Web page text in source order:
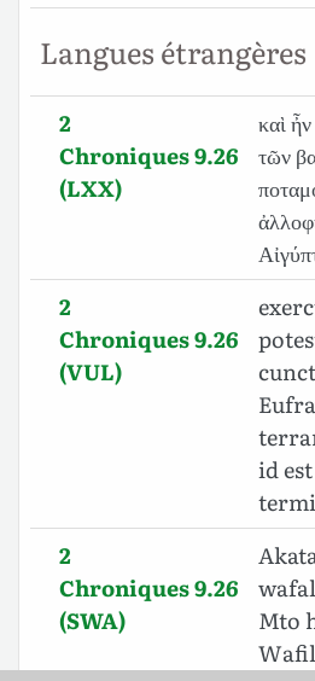
Langues étrangères
2
Chroniques 9.26
(LXX)
καὶ
τῶν
2
Chroniques 9.26
(VUL)
id
2
Chroniques 9.26
(SWA)
Mto